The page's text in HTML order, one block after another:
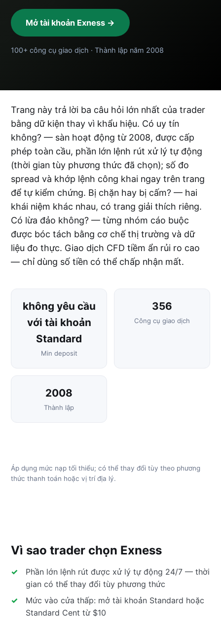
Mở tài khoản Exness →
100+ công cụ giao dịch · Thành lập năm 2008
Trang này trả lời ba câu hỏi lớn nhất của trader
bằng dữ kiện thay vì khẩu hiệu. Có uy tín
không? — sàn hoạt động từ 2008, được cấp
phép toàn cầu, phần lớn lệnh rút xử lý tự động
(thời gian tùy phương thức đã chọn); số đo
spread và khớp lệnh công khai ngay trên trang
để tự kiểm chứng. Bị chặn hay bị cấm? — hai
khái niệm khác nhau, có trang giải thích riêng.
Có lừa đảo không? — từng nhóm cáo buộc
được bóc tách bằng cơ chế thị trường và dữ
liệu đo thực. Giao dịch CFD tiềm ẩn rủi ro cao
— chỉ dùng số tiền có thể chấp nhận mất.
không yêu cầu
với tài khoản
Standard
Min deposit
356
Công cụ giao dịch
2008
Thành lập
Áp dụng mức nạp tối thiểu; có thể thay đổi tùy theo phương
thức thanh toán hoặc vị trí địa lý.
Vì sao trader chọn Exness
Phần lớn lệnh rút được xử lý tự động 24/7 — thời
gian có thể thay đổi tùy phương thức
Mức vào cửa thấp: mở tài khoản Standard hoặc
Standard Cent từ $10